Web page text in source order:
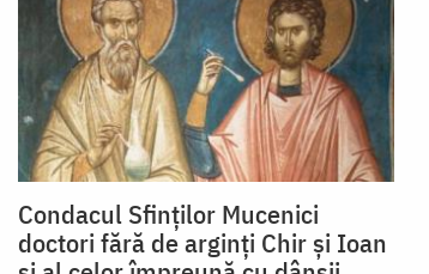
Condacul Sfinţilor Mucenici
doctori fără de arginţi Chir şi Ioan